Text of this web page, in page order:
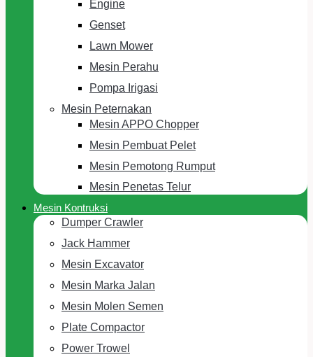
Engine
Genset
Lawn Mower
Mesin Perahu
Pompa Irigasi
Mesin Peternakan
Mesin APPO Chopper
Mesin Pembuat Pelet
Mesin Pemotong Rumput
Mesin Penetas Telur
Mesin Kontruksi
Dumper Crawler
Jack Hammer
Mesin Excavator
Mesin Marka Jalan
Mesin Molen Semen
Plate Compactor
Power Trowel